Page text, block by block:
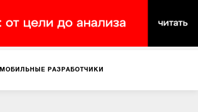
МОБИЛЬНЫЕ РАЗРАБОТЧИКИ